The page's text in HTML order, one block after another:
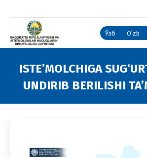
Ўзб Oʻzb
ISTE’MOLCHIGA
UNDIRIB BERILISHI